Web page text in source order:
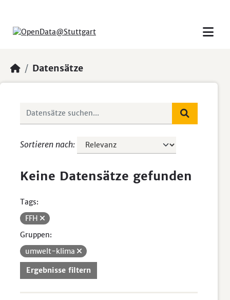
Datensätze
Sortieren nach
Keine Datensätze gefunden
Tags:
FFH
Gruppen:
umwelt-klima
Ergebnisse filtern